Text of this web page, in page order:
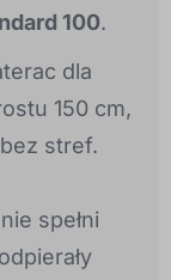
100.
dla
150 cm,
stref.
spełni